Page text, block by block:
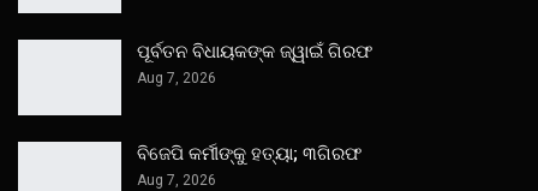
ପୂର୍ବତନ ବିଧାୟକଙ୍କ ଜ୍ୱାଇଁ ଗିରଫ
Aug 7, 2026
ବିଜେପି କର୍ମୀଙ୍କୁ ହତ୍ୟା; ୩ଗିରଫ
Aug 7, 2026